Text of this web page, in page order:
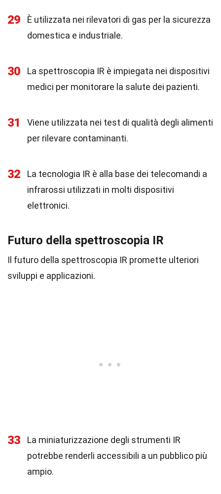
29
È utilizzata nei rilevatori di gas per la sicurezza
domestica e industriale.
30
La spettroscopia IR è impiegata nei dispositivi
medici per monitorare la salute dei pazienti.
31
Viene utilizzata nei test di qualità degli alimenti
per rilevare contaminanti.
32
La tecnologia IR è alla base dei telecomandi a
infrarossi utilizzati in molti dispositivi
elettronici.
Futuro della spettroscopia IR
Il futuro della spettroscopia IR promette ulteriori
sviluppi e applicazioni.
33
La miniaturizzazione degli strumenti IR
potrebbe renderli accessibili a un pubblico più
ampio.